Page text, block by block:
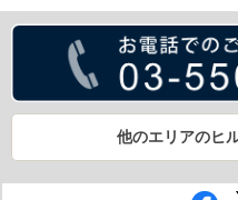
他のエリアのヒ